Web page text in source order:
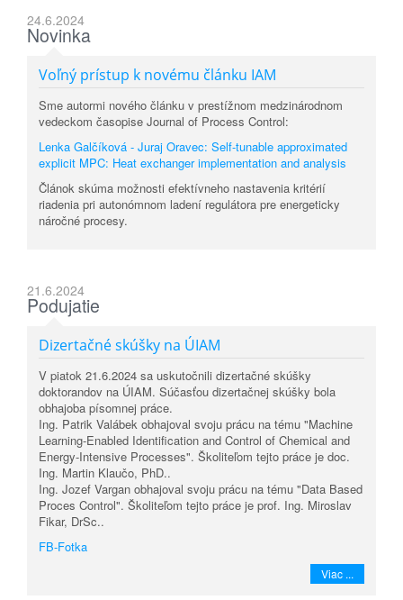
24.6.2024
Novinka
Voľný prístup k novému článku IAM
Sme autormi nového článku v prestížnom medzinárodnom
vedeckom časopise Journal of Process Control:
Lenka Galčíková - Juraj Oravec: Self-tunable approximated
explicit MPC: Heat exchanger implementation and analysis
Článok skúma možnosti efektívneho nastavenia kritérií
riadenia pri autonómnom ladení regulátora pre energeticky
náročné procesy.
21.6.2024
Podujatie
Dizertačné skúšky na ÚIAM
V piatok 21.6.2024 sa uskutočnili dizertačné skúšky
doktorandov na ÚIAM. Súčasťou dizertačnej skúšky bola
obhajoba písomnej práce.
Ing. Patrik Valábek obhajoval svoju prácu na tému "Machine
Learning-Enabled Identification and Control of Chemical and
Energy-Intensive Processes". Školiteľom tejto práce je doc.
Ing. Martin Klaučo, PhD..
Ing. Jozef Vargan obhajoval svoju prácu na tému "Data Based
Proces Control". Školiteľom tejto práce je prof. Ing. Miroslav
Fikar, DrSc..
FB-Fotka
Viac ...